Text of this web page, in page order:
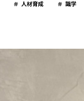
人材育成 識学